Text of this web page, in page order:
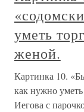
уметь
женой.
Картинка 10.
как нужно
Иегова с